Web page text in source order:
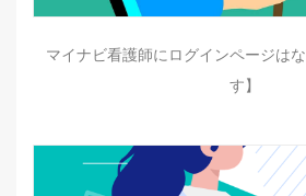
マイナビ看護師にログインページは
す】